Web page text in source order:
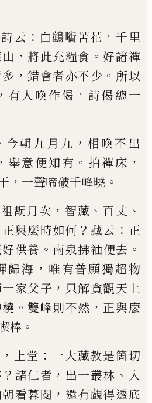
云 ： 白鶴㗸苦花 ， 千里
， 將此充糧食 。好諸禪
，錯會者亦不少 。 所以
， 有人喚作偈 ， 詩偈總一
今朝九月九 ，相喚不出
， 舉意便知有 。拍禪床 ，
， 一聲啼破千峰曉 。
翫月次 ， 智藏 、 百丈 、
正與麼時如何 ？ 藏云 ： 正
供養 。 南泉拂袖便去 。
歸海 ， 唯有普願獨超物
家父子 ， 只解貪觀天上
橈 。 雙峰則不然 ， 正與麼
棒 。
， 上堂 ： 一大藏教是箇切
？ 諸仁者 ， 出一叢林 、 入
看暮閱 ， 還有覰得透底